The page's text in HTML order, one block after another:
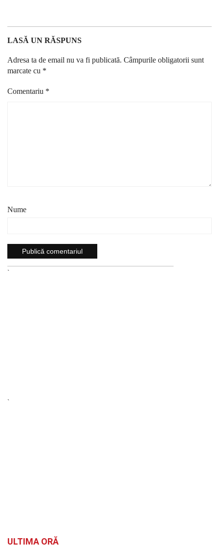
LASĂ UN RĂSPUNS
Adresa ta de email nu va fi publicată. Câmpurile obligatorii sunt
marcate cu *
Comentariu *
Nume
`
`
ULTIMA ORĂ